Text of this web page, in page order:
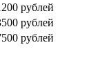
рублей
рублей
рублей